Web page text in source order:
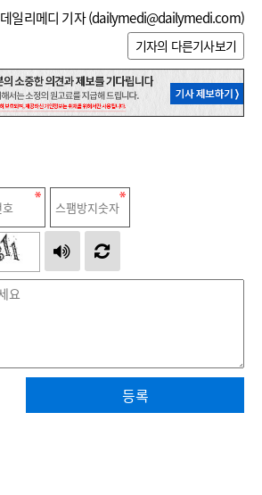
데일리메디 기자 (dailymedi@dailymedi.com)
기자의 다른기사보기
등록